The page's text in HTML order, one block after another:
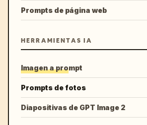
Prompts de página web
HERRAMIENTAS IA
Imagen a prompt
Prompts de fotos
Diapositivas de GPT Image 2